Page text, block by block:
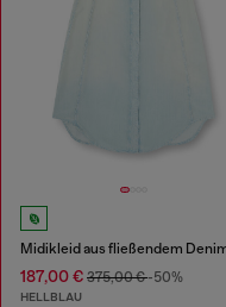
187,00 € 375,00 €-50%
HELLBLAU